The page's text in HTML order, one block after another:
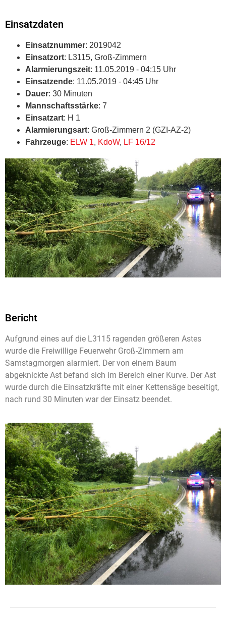
Einsatzdaten
Einsatznummer: 2019042
Einsatzort: L3115, Groß-Zimmern
Alarmierungszeit: 11.05.2019 - 04:15 Uhr
Einsatzende: 11.05.2019 - 04:45 Uhr
Dauer: 30 Minuten
Mannschaftsstärke: 7
Einsatzart: H 1
Alarmierungsart: Groß-Zimmern 2 (GZI-AZ-2)
Fahrzeuge: ELW 1, KdoW, LF 16/12
Bericht
Aufgrund eines auf die L3115 ragenden größeren Astes
wurde die Freiwillige Feuerwehr Groß-Zimmern am
Samstagmorgen alarmiert. Der von einem Baum
abgeknickte Ast befand sich im Bereich einer Kurve. Der Ast
wurde durch die Einsatzkräfte mit einer Kettensäge beseitigt,
nach rund 30 Minuten war der Einsatz beendet.